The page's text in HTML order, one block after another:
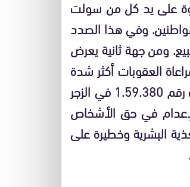
على يد كل من سولت
وفي هذا الصدد
ومن جهة ثانية يعرض
12 درهما إلى 5000 درهم مع مراعاة العقوبات أكثر شدة
المنصوص عليها في نصوص تشريعية خاصة. ويذهب الظهير الشريف رقم 1.59.380 في الزجر
في حق الأشخاص
البشرية وخطيرة على